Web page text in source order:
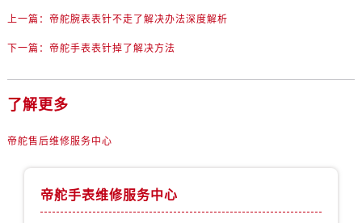
上一篇： 帝舵腕表表针不走了解决办法深度解析
下一篇： 帝舵手表表针掉了解决方法
了解更多
帝舵售后维修服务中心
帝舵手表维修服务中心